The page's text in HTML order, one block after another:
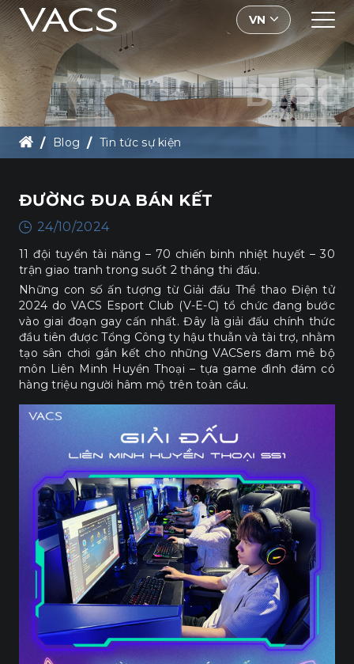
VN
BLOG
Blog Tin tức sự kiện
ĐƯỜNG ĐUA BÁN KẾT
24/10/2024
11 đội tuyển tài năng – 70 chiến binh nhiệt huyết – 30
trận giao tranh trong suốt 2 tháng thi đấu.
Những con số ấn tượng từ Giải đấu Thể thao Điện tử
2024 do VACS Esport Club (V-E-C) tổ chức đang bước
vào giai đoạn gay cấn nhất. Đây là giải đấu chính thức
đầu tiên được Tổng Công ty hậu thuẫn và tài trợ, nhằm
tạo sân chơi gắn kết cho những VACSers đam mê bộ
môn Liên Minh Huyền Thoại – tựa game đình đám có
hàng triệu người hâm mộ trên toàn cầu.